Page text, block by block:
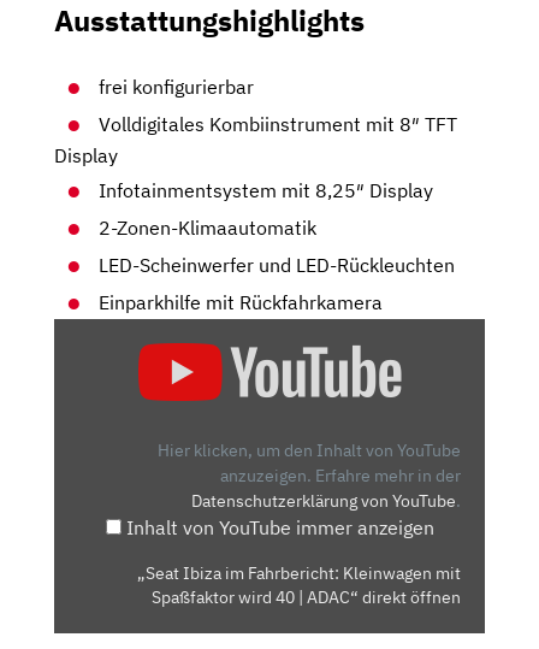
Ausstattungshighlights
frei konfigurierbar
Volldigitales Kombiinstrument mit 8″ TFT
Display
Infotainmentsystem mit 8,25″ Display
2-Zonen-Klimaautomatik
LED-Scheinwerfer und LED-Rückleuchten
Einparkhilfe mit Rückfahrkamera
KLEINWAGENHier klicken, um den Inhalt von YouTube
anzuzeigen. Erfahre mehr in der
Datenschutzerklärung von YouTube.
Inhalt von YouTube immer anzeigen
„Seat Ibiza im Fahrbericht: Kleinwagen mit
Spaßfaktor wird 40 | ADAC“ direkt öffnen